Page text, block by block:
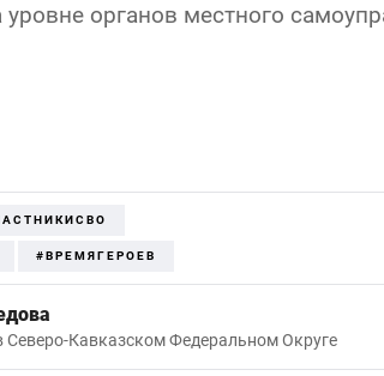
уровне органов местного
#ВРЕМЯГЕРОЕВ
Северо-Кавказском Федеральном Округе